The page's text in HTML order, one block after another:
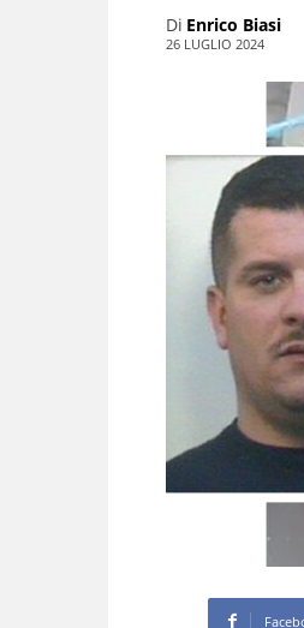
Di Enrico Biasi
26 LUGLIO 2024